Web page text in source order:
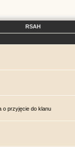
RSAH
o przyjęcie do klanu